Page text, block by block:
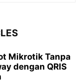
Mikrotik Tanpa
dengan QRIS